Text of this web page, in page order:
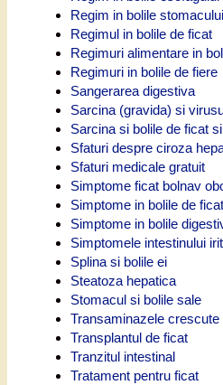
Regim in bolile stomacului
Regimul in bolile de ficat
Regimuri alimentare in
Regimuri in bolile de fiere
Sangerarea digestiva
Sarcina (gravida) si
Sarcina si bolile de ficat
Sfaturi despre ciroza
Sfaturi medicale gratuit
Simptome ficat bolnav
Simptome in bolile de
Simptome in bolile
Simptomele intestinului
Splina si bolile ei
Steatoza hepatica
Stomacul si bolile sale
Transaminazele crescute
Transplantul de ficat
Tranzitul intestinal
Tratament pentru ficat